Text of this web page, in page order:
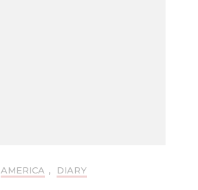
AMERICA , DIARY